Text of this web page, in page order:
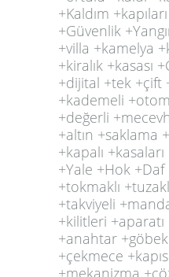
+Kaldım
+Güvenlik
+villa +kamelya
+kiralık +kasası
+dijital +tek +çift
+kademeli
+değerli
+altın +saklama
+kapalı
+Yale +Hok
+tokmaklı
+takviyeli
+kilitleri
+anahtar
+çekmece
+mekanizma